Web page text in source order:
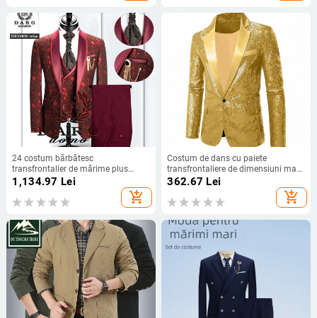
24 costum bărbătesc
transfrontalier de mărime plus
pentru comerț exterior, costum din
trei piese, costum afro-european și
american, costum de banchet,
1,134.97 Lei
add_shopping_cart
Costum de dans cu paiete
transfrontaliere de dimensiuni mari,
de mari dimensiuni, pentru comerț
exterior, costum de dans colorat,
rochie de performanță,
362.67 Lei
add_shopping_cart